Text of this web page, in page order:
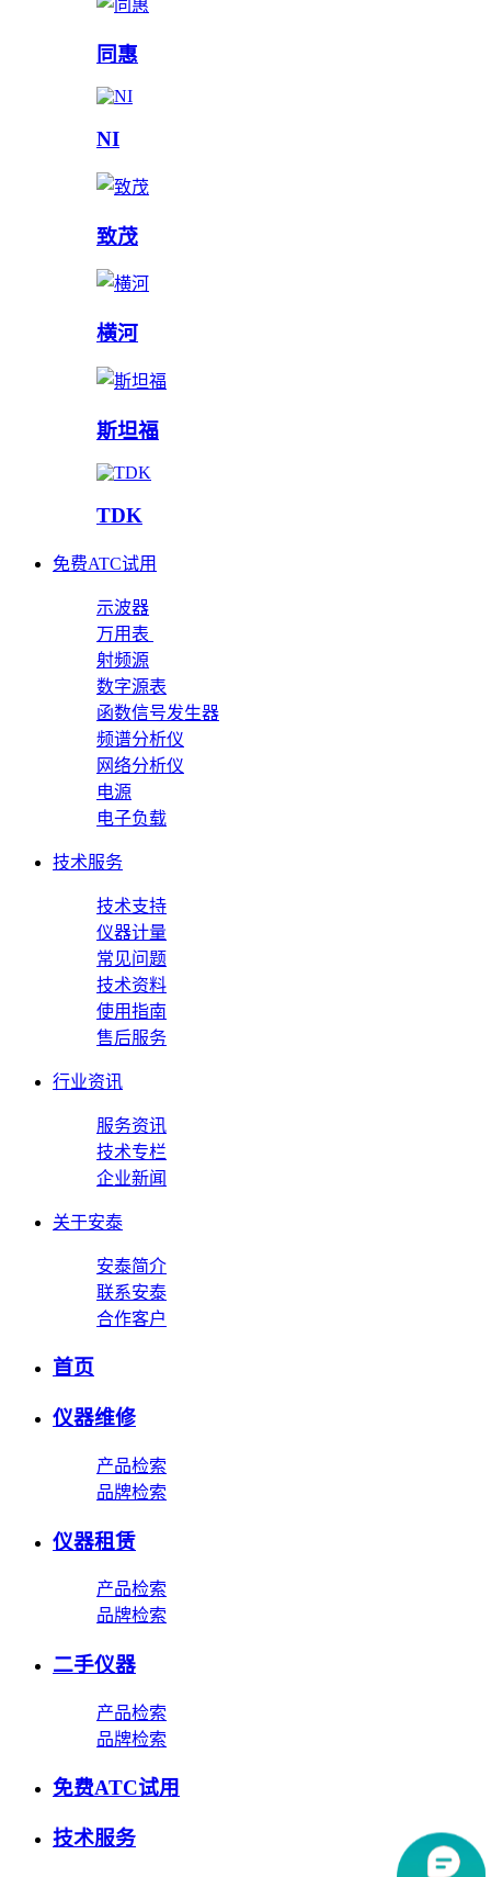
同惠
NI
致茂
横河
斯坦福
TDK
免费ATC试用
示波器
万用表
射频源
数字源表
函数信号发生器
频谱分析仪
网络分析仪
电源
电子负载
技术服务
技术支持
仪器计量
常见问题
技术资料
使用指南
售后服务
行业资讯
服务资讯
技术专栏
企业新闻
关于安泰
安泰简介
联系安泰
合作客户
首页
仪器维修
产品检索
品牌检索
仪器租赁
产品检索
品牌检索
二手仪器
产品检索
品牌检索
免费ATC试用
技术服务